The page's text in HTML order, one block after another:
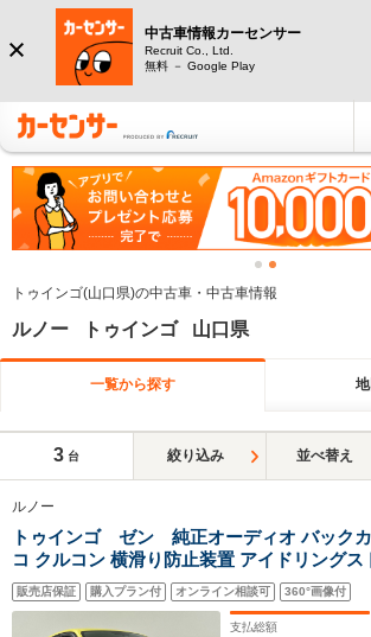
中古車情報カーセンサー
Recruit Co., Ltd.
無料 － Google Play
トゥインゴ(山口県)の中古車・中古車情報
ルノー トゥインゴ 山口県
一覧から探す
3 台 絞り込み 並べ替え
ルノー
トゥインゴ ゼン 純正オーディオ バック
コ クルコン 横滑り防止装置 アイドリングス
ドライトレベライザー LEDライト 純正フロ
コンキー スペアキー1本
販売店保証 購入プラン付 オンライン相談可 360°画像付
支払総額